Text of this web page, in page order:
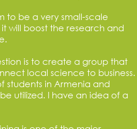
to be a very small-scale
will boost the research and
is to create a group that
local science to business.
students in Armenia and
utilized. I have an idea of a